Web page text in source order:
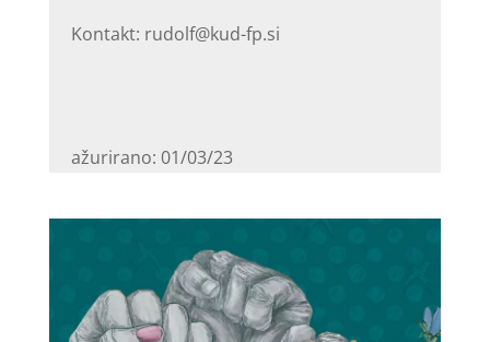
Kontakt: rudolf@kud-fp.si
ažurirano: 01/03/23